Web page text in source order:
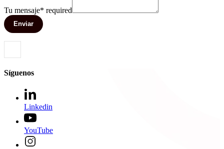
Tu mensaje* required
Enviar
Síguenos
Linkedin
YouTube